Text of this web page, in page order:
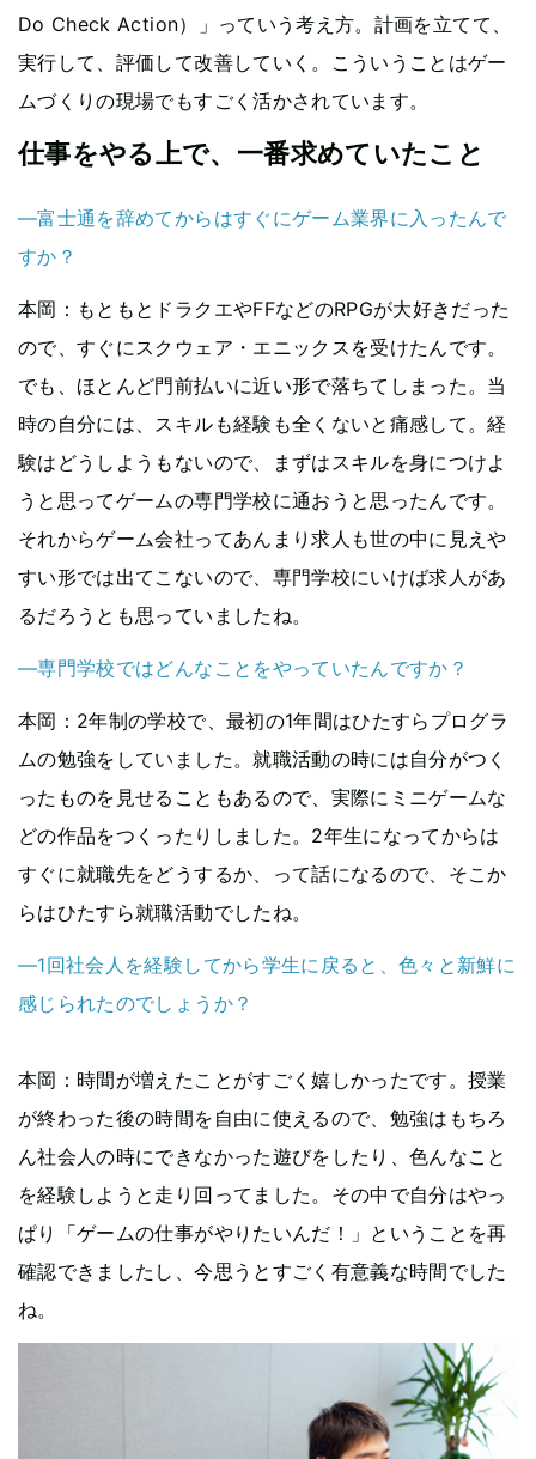
Do Check Action）」っていう考え方。計画を立てて、
実行して、評価して改善していく。こういうことはゲー
ムづくりの現場でもすごく活かされています。
仕事をやる上で、一番求めていたこと
―富士通を辞めてからはすぐにゲーム業界に入ったんで
すか？
本岡 ：もともとドラクエやFFなどのRPGが大好きだった
ので、すぐにスクウェア・エニックスを受けたんです。
でも、ほとんど門前払いに近い形で落ちてしまった。当
時の自分には、スキルも経験も全くないと痛感して。経
験はどうしようもないので、まずはスキルを身につけよ
うと思ってゲームの専門学校に通おうと思ったんです。
それからゲーム会社ってあんまり求人も世の中に見えや
すい形では出てこないので、専門学校にいけば求人があ
るだろうとも思っていましたね。
―専門学校ではどんなことをやっていたんですか？
本岡 ：2年制の学校で、最初の1年間はひたすらプログラ
ムの勉強をしていました。就職活動の時には自分がつく
ったものを見せることもあるので、実際にミニゲームな
どの作品をつくったりしました。2年生になってからは
すぐに就職先をどうするか、って話になるので、そこか
らはひたすら就職活動でしたね。
—1回社会人を経験してから学生に戻ると、色々と新鮮に
感じられたのでしょうか？
本岡 ：時間が増えたことがすごく嬉しかったです。授業
が終わった後の時間を自由に使えるので、勉強はもちろ
ん社会人の時にできなかった遊びをしたり、色んなこと
を経験しようと走り回ってました。その中で自分はやっ
ぱり「ゲームの仕事がやりたいんだ！」ということを再
確認できましたし、今思うとすごく有意義な時間でした
ね。